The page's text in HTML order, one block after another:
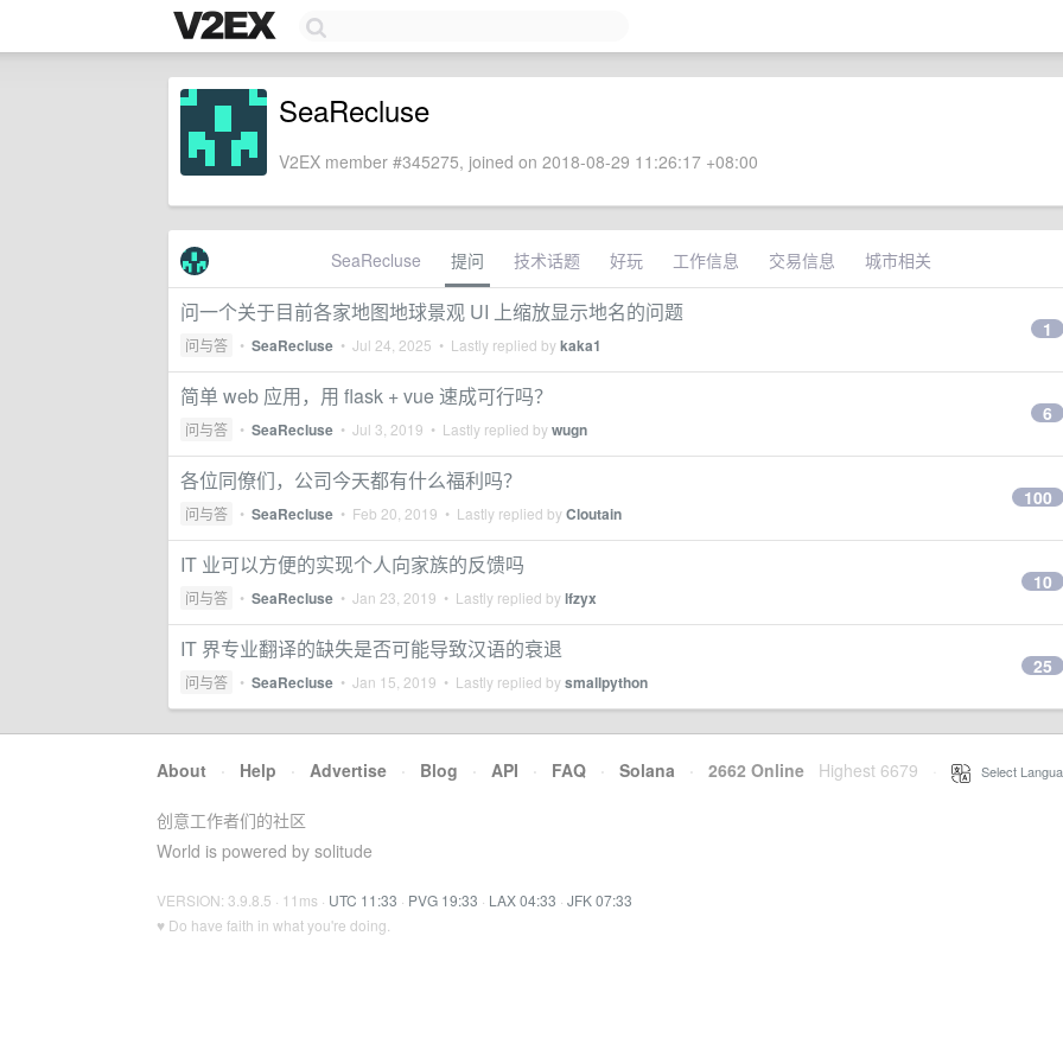
SeaRecluse
V2EX member #345275, joined on 2018-08-29 11:26:17 +08:00
SeaRecluse 提问 技术话题 好玩 工作信息 交易信息 城市相关
问一个关于目前各家地图地球景观 UI 上缩放显示地名的问题
问与答 • SeaRecluse • Jul 24, 2025 • Lastly replied bykaka1
1
简单 web 应用，用 flask + vue 速成可行吗？
问与答 • SeaRecluse • Jul 3, 2019 • Lastly replied bywugn
6
各位同僚们，公司今天都有什么福利吗？
问与答 • SeaRecluse • Feb 20, 2019 • Lastly replied byCloutain
100
IT 业可以方便的实现个人向家族的反馈吗
问与答 • SeaRecluse • Jan 23, 2019 • Lastly replied bylfzyx
10
IT 界专业翻译的缺失是否可能导致汉语的衰退
问与答 • SeaRecluse • Jan 15, 2019 • Lastly replied bysmallpython
25
About · Help · Advertise · Blog · API · FAQ · Solana · 2662 Online Highest 6679 Select
创意工作者们的社区
World is powered by solitude
VERSION: 3.9.8.5 · 11ms · UTC 11:33 · PVG 19:33 · LAX 04:33 · JFK 07:33
♥ Do have faith in what you're doing.